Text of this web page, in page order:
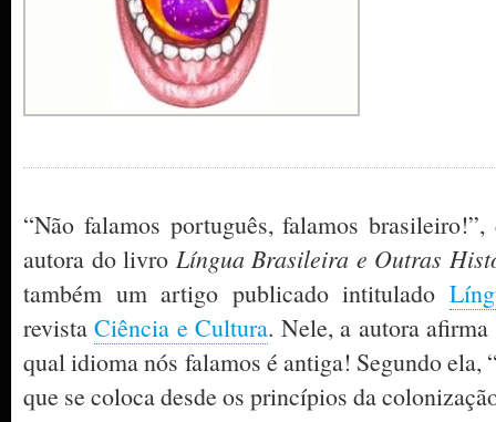
“Não falamos português, falamos
autora do livro Língua Brasileira e Outras
também um artigo publicado intitulado
revistaCiência e Cultura. Nele, a autora
qual idioma nós falamos é antiga! Segundo ela,
que se coloca desde os princípios da